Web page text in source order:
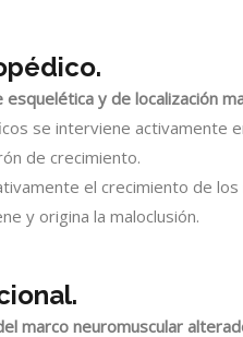
y de localización
se interviene activamente
de crecimiento.
el crecimiento de
y origina la maloclusión.
marco neuromuscular